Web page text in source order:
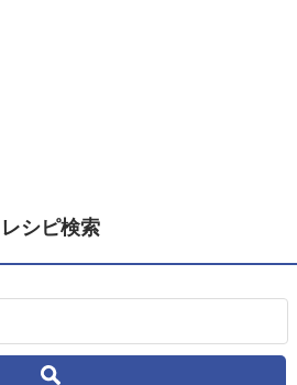
レシピ検索